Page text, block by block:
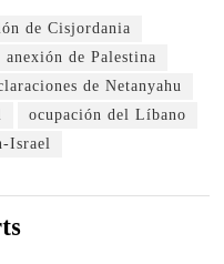
de Cisjordania
anexión de Palestina
de Netanyahu
ocupación del Líbano
Israel